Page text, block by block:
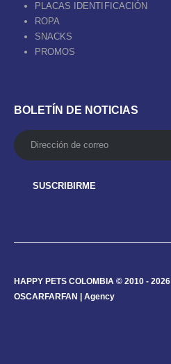
PLACAS IDENTIFICACIÓN
ROPA
SNACKS
PROMOS
BOLETÍN DE NOTICIAS
HAPPY PETS COLOMBIA © 2010 - 2026
OSCARFARFAN | Agency